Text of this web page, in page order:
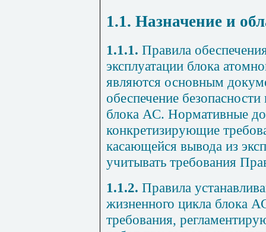
1.1. Назначение и
1.1.1. Правила
эксплуатации блока
являются основным
обеспечение
блока АС. Нормативные
конкретизирующие
касающейся вывода из
учитывать требования
1.1.2. Правила
жизненного цикла блока
требования,